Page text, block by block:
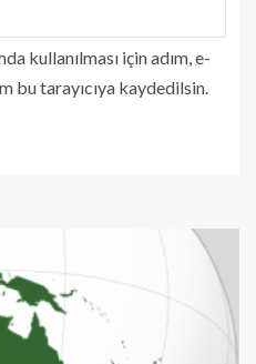
kullanılması için adım, e-
bu tarayıcıya kaydedilsin.